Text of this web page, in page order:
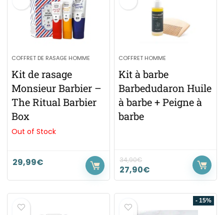
COFFRET DE RASAGE HOMME
Kit de rasage
Monsieur Barbier –
The Ritual Barbier
Box
Out of Stock
29,99€
COFFRET HOMME
Kit à barbe
Barbedudaron Huile
à barbe + Peigne à
barbe
34,90€
27,90€
- 15%